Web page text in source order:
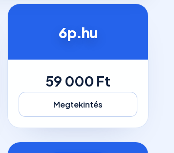
6p.hu
59 000 Ft
Megtekintés